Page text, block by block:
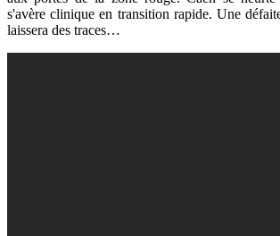
s'avère clinique en transition rapide. Une
laissera des traces…